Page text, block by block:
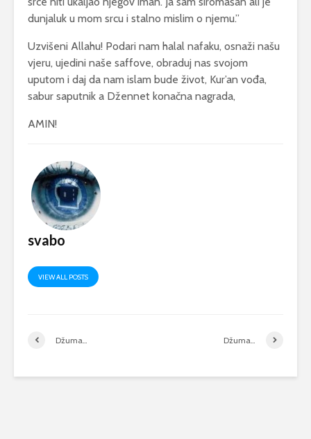
dunjaluk u mom srcu i stalno mislim o njemu.”
Uzvišeni Allahu! Podari nam halal nafaku, osnaži našu
vjeru, ujedini naše saffove, obraduj nas svojom
uputom i daj da nam islam bude život, Kur’an vođa,
sabur saputnik a Džennet konačna nagrada,
AMIN!
svabo
VIEW ALL POSTS
Džuma… Džuma…